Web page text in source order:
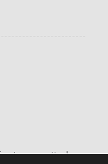
unaprijed